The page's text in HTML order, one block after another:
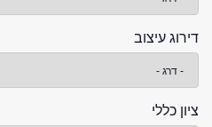
דירוג עיצוב
ציון כללי